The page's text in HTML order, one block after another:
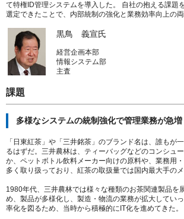
て特権ID管理システムを導入した。 自社の抱える課題
選定できたことで、内部統制の強化と業務効率向上の両
黒鳥 義宣氏
経営企画本部
情報システム部
主査
課題
多様なシステムの統制強化で管理業務が急増
「日東紅茶」や「三井銘茶」のブランド名は、誰もが
るはずだ。三井農林は、ティーバッグなどのコンシュ
か、ペットボトル飲料メーカー向けの原料や、業務用
多く取り扱っており、紅茶の取扱量では国内最大手のメ
1980年代、三井農林では様々な種類のお茶関連製品を
め、製品が多様化し、製造・物流の業務が拡大してい
率化を図るため、当時から積極的にIT化を進めてきた。